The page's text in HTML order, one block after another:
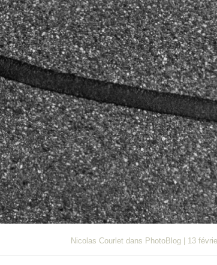
Nicolas Courlet dans PhotoBlog 13